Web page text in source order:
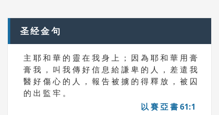
圣经金句
主 耶 和 華 的 靈 在 我 身 上 ； 因 為 耶 和 華 用 膏
膏 我 ， 叫 我 傳 好 信 息 給 謙 卑 的 人 ， 差 遣 我
醫 好 傷 心 的 人 ， 報 告 被 擄 的 得 釋 放 ， 被 囚
的 出 監 牢 。
以 賽 亞 書 61:1